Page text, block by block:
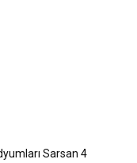
Sarsan 4